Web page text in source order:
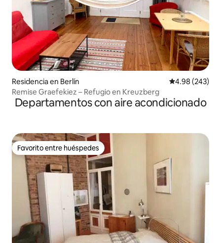
Residencia en Berlín Calificación
4.98 (243)
Remise Graefekiez – Refugio en Kreuzberg
Departamentos con aire acondicionado
Favorito entre huéspedes
Favorito entre huéspedes